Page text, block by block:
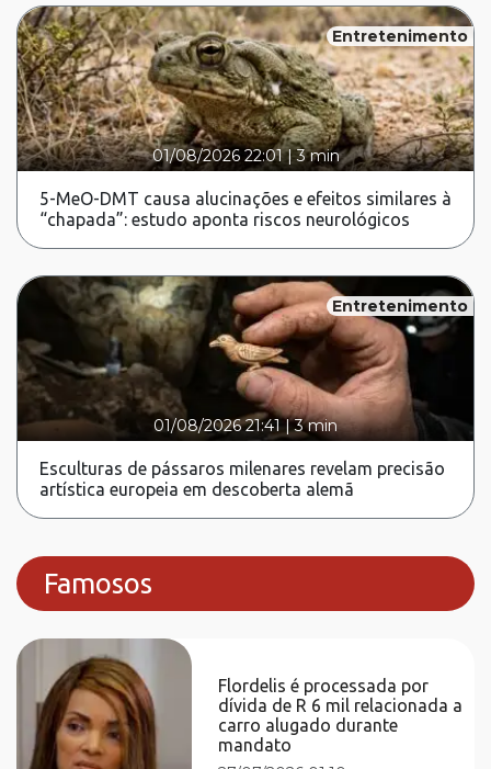
Entretenimento
01/08/2026 22:01|3 min
5-MeO-DMT causa alucinações e efeitos similares à
“chapada”: estudo aponta riscos neurológicos
Entretenimento
01/08/2026 21:41 |3 min
Esculturas de pássaros milenares revelam precisão
artística europeia em descoberta alemã
Famosos
Flordelis é processada por
dívida de R 6 mil relacionada a
carro alugado durante
mandato